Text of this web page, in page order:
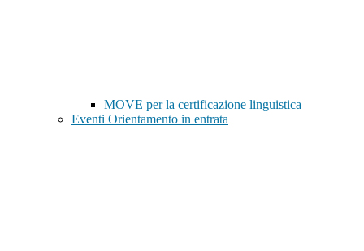
MOVE per la certificazione linguistica
Eventi Orientamento in entrata